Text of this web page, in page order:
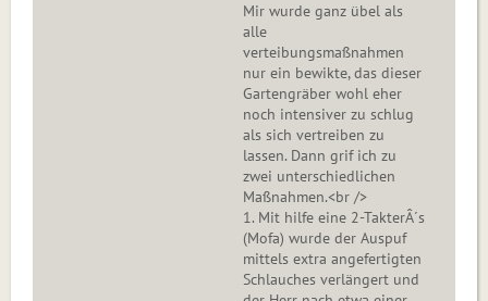
Mir wurde ganz übel als
alle
verteibungsmaßnahmen
nur ein bewikte, das dieser
Gartengräber wohl eher
noch intensiver zu schlug
als sich vertreiben zu
lassen. Dann grif ich zu
zwei unterschiedlichen
Maßnahmen.<br />
1. Mit hilfe eine 2-TakterÂ´s
(Mofa) wurde der Auspuf
mittels extra angefertigten
Schlauches verlängert und